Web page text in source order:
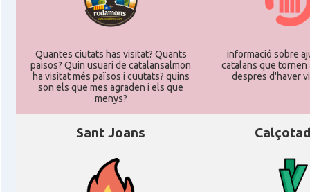
Quantes ciutats has visitat? Quants
paisos? Quin usuari de catalansalmon
ha visitat més països i cuutats? quins
son els que mes agraden i els que
menys?
informació sobre
catalans que tornen
despres d'haver
Sant Joans